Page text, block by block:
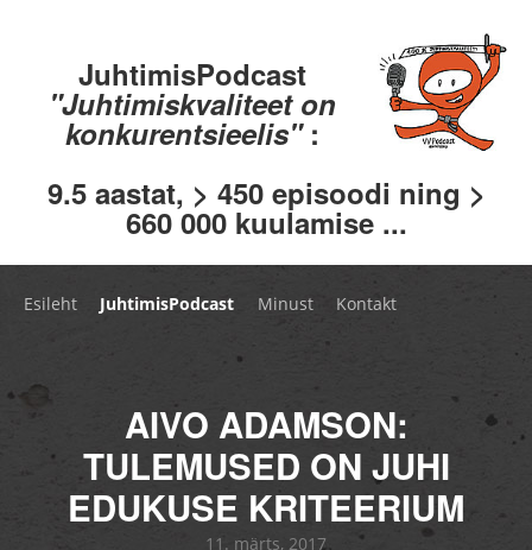
JuhtimisPodcast
"Juhtimiskvaliteet on
konkurentsieelis" :
9.5 aastat, > 450 episoodi ning >
660 000 kuulamise ...
Esileht JuhtimisPodcast Minust Kontakt
AIVO ADAMSON:
TULEMUSED ON JUHI
EDUKUSE KRITEERIUM
11. märts, 2017